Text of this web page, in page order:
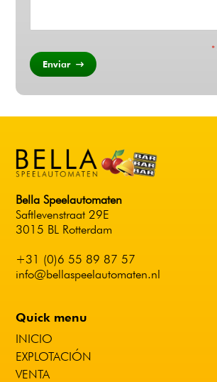
*
Enviar
Bella Speelautomaten
Saftlevenstraat 29E
3015 BL Rotterdam
+31 (0)6 55 89 87 57
info@bellaspeelautomaten.nl
Quick menu
INICIO
EXPLOTACIÓN
VENTA